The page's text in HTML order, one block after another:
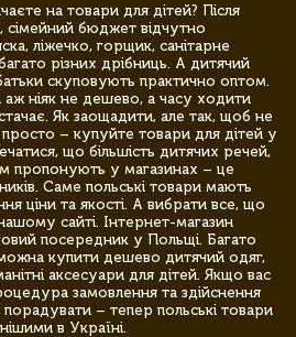
на товари для дітей? Після
бюджет відчутно
ліжечко, горщик, санітарне
різних дрібниць. А дитячий
скуповують практично оптом.
ніяк не дешево, а часу ходити
Як заощадити, але так, щоб не
просто – купуйте товари для дітей у
що більшість дитячих речей,
пропонують у магазинах – це
Саме польські товари мають
ціни та якості. А вибрати все, що
сайті. Інтернет-магазин
посередник у Польщі. Багато
купити дешево дитячий одяг,
аксесуари для дітей. Якщо вас
замовлення та здійснення
– тепер польські товари
в Україні.